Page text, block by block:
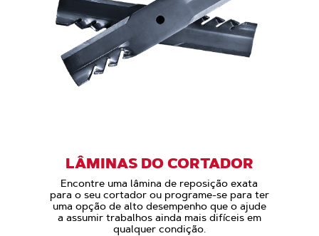
LÂMINAS DO CORTADOR
Encontre uma lâmina de reposição exata
para o seu cortador ou programe-se para ter
uma opção de alto desempenho que o ajude
a assumir trabalhos ainda mais difíceis em
qualquer condição.